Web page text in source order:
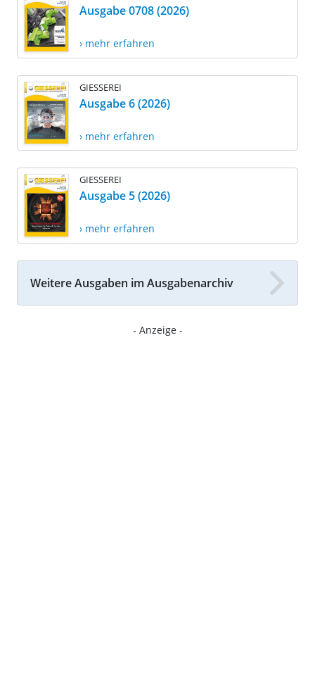
Ausgabe 0708 (2026)
› mehr erfahren
GIESSEREI
Ausgabe 6 (2026)
› mehr erfahren
GIESSEREI
Ausgabe 5 (2026)
› mehr erfahren
Weitere Ausgaben im Ausgabenarchiv
- Anzeige -